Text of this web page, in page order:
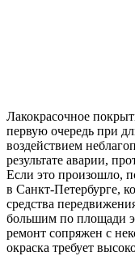
Лакокрасочное
первую очередь при
воздействием
результате аварии,
Если это произошло,
в Санкт-Петербурге,
средства
большим по площади
ремонт сопряжен с
окраска требует